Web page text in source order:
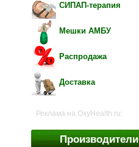
СИПАП-терапия
Мешки АМБУ
Распродажа
Доставка
Реклама на OxyHealth.ru:
Производители